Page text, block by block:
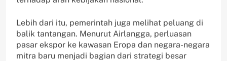
Lebih dari itu, pemerintah juga melihat peluang di
balik tantangan. Menurut Airlangga, perluasan
pasar ekspor ke kawasan Eropa dan negara-negara
mitra baru menjadi bagian dari strategi besar